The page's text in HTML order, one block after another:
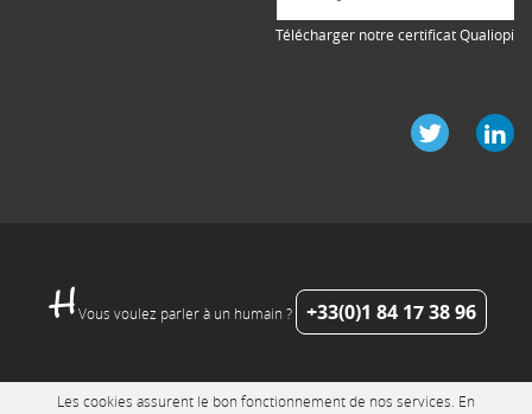
Télécharger notre certificat Qualiopi
Vous voulez parler à un humain ? +33(0)1 84 17 38 96
Les cookies assurent le bon fonctionnement de nos services. En